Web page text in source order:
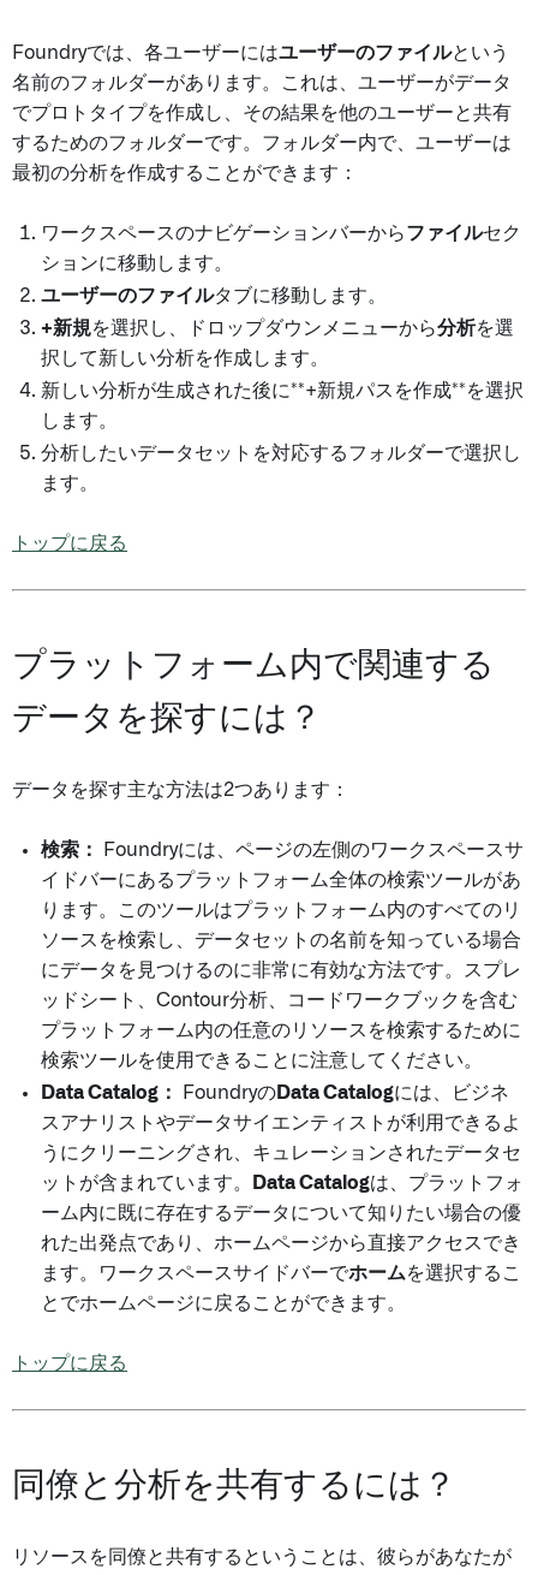
Foundryでは、各ユーザーにはユーザーのファイルという
名前のフォルダーがあります。これは、ユーザーがデータ
でプロトタイプを作成し、その結果を他のユーザーと共有
するためのフォルダーです。フォルダー内で、ユーザーは
最初の分析を作成することができます：
ワークスペースのナビゲーションバーからファイルセク
ションに移動します。
ユーザーのファイルタブに移動します。
+新規を選択し、ドロップダウンメニューから分析を選
択して新しい分析を作成します。
新しい分析が生成された後に**+新規パスを作成**を選択
します。
分析したいデータセットを対応するフォルダーで選択し
ます。
トップに戻る
プラットフォーム内で関連する
データを探すには？
データを探す主な方法は2つあります：
検索：
Foundryには、ページの左側のワークスペースサ
イドバーにあるプラットフォーム全体の検索ツールがあ
ります。このツールはプラットフォーム内のすべてのリ
ソースを検索し、データセットの名前を知っている場合
にデータを見つけるのに非常に有効な方法です。スプレ
ッドシート、Contour分析、コードワークブックを含む
プラットフォーム内の任意のリソースを検索するために
検索ツールを使用できることに注意してください。
Data Catalog：
FoundryのData Catalogには、ビジネ
スアナリストやデータサイエンティストが利用できるよ
うにクリーニングされ、キュレーションされたデータセ
ットが含まれています。
Data Catalogは、プラットフォ
ーム内に既に存在するデータについて知りたい場合の優
れた出発点であり、ホームページから直接アクセスでき
ます。ワークスペースサイドバーでホームを選択するこ
とでホームページに戻ることができます。
トップに戻る
同僚と分析を共有するには？
リソースを同僚と共有するということは、彼らがあなたが